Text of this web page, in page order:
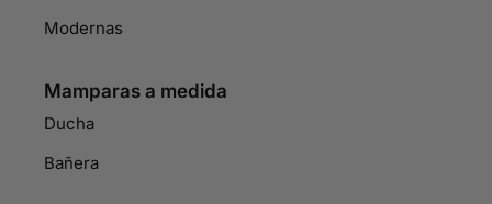
Modernas
Mamparas a medida
Ducha
Bañera